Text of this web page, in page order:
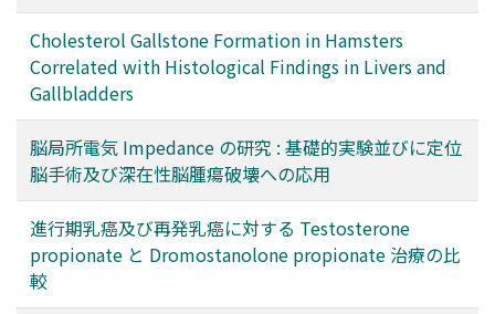
Cholesterol Gallstone Formation in Hamsters
Correlated with Histological Findings in Livers and
Gallbladders
脳局所電気 Impedance の研究 : 基礎的実験並びに定位
脳手術及び深在性脳腫瘍破壊への応用
進行期乳癌及び再発乳癌に対する Testosterone
propionate と Dromostanolone propionate 治療の比
較